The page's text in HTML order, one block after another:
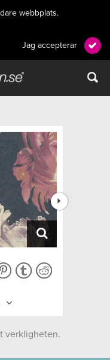
webbplats.
Jag accepterar
verkligheten.